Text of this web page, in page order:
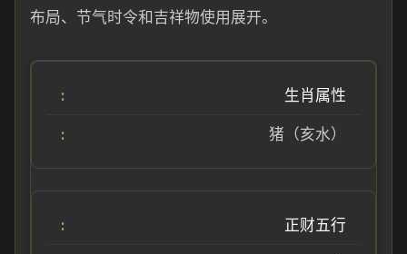
布局、节气时令和吉祥物使用展开。
生肖属性
猪（亥水）
正财五行